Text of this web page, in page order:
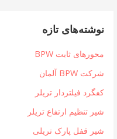
نوشته‌های تازه
محورهای ثابت BPW
شرکت BPW آلمان
کفگرد فیلتردار تریلر
شیر تنظیم ارتفاع تریلر
شیر قفل پارک تریلی